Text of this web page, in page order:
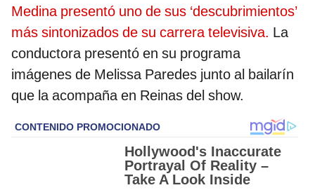
Medina presentó uno de sus ‘descubrimientos’
más sintonizados de su carrera televisiva. La
conductora presentó en su programa
imágenes de Melissa Paredes junto al bailarín
que la acompaña en Reinas del show.